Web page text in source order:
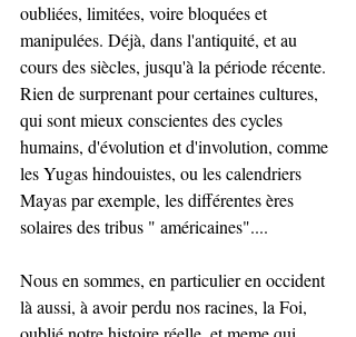
oubliées, limitées, voire bloquées et
manipulées. Déjà, dans l'antiquité, et au
cours des siècles, jusqu'à la période récente.
Rien de surprenant pour certaines cultures,
qui sont mieux conscientes des cycles
humains, d'évolution et d'involution, comme
les Yugas hindouistes, ou les calendriers
Mayas par exemple, les différentes ères
solaires des tribus " américaines"....
Nous en sommes, en particulier en occident
là aussi, à avoir perdu nos racines, la Foi,